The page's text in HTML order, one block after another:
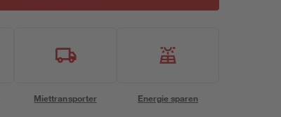
Miettransporter Energie sparen